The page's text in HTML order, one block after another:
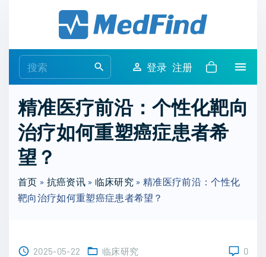
e
c
h
r
:
登录 注册
精准医疗前沿：个性化靶向
治疗如何重塑癌症患者希
望？
首页 » 抗癌资讯» 临床研究 »精准医疗前沿：个性化
靶向治疗如何重塑癌症患者希望？
2025-05-22 临床研究 0